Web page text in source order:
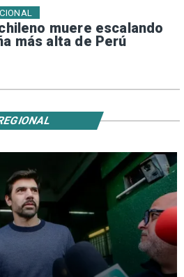
muere escalando
más alta de Perú